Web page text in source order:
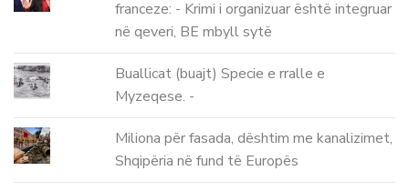
franceze: - Krimi i organizuar është integruar
në qeveri, BE mbyll sytë
Buallicat (buajt) Specie e rralle e
Myzeqese. -
Miliona për fasada, dështim me kanalizimet,
Shqipëria në fund të Europës